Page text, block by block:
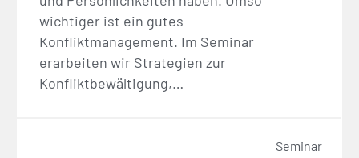
wichtiger ist ein gutes
Konfliktmanagement. Im Seminar
erarbeiten wir Strategien zur
Konfliktbewältigung,…
Seminar